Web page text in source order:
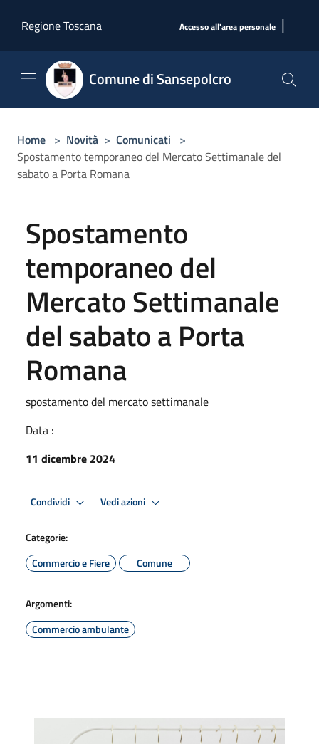
Regione Toscana
Accesso all'area personale |
Comune di Sansepolcro
Home > Novità > Comunicati >
Spostamento temporaneo del Mercato Settimanale del
sabato a Porta Romana
Spostamento
temporaneo del
Mercato Settimanale
del sabato a Porta
Romana
spostamento del mercato settimanale
Data :
11 dicembre 2024
Condividi Vedi azioni
Categorie:
Commercio e Fiere
Comune
Argomenti:
Commercio ambulante